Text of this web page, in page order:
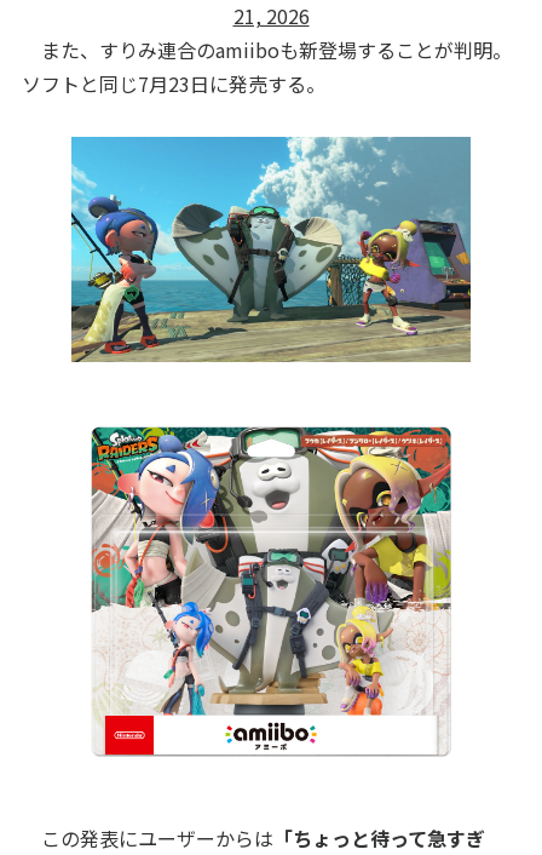
21, 2026
また、すりみ連合のamiiboも新登場することが判明。
ソフトと同じ7月23日に発売する。
この発表にユーザーからは 「ちょっと待って急すぎ